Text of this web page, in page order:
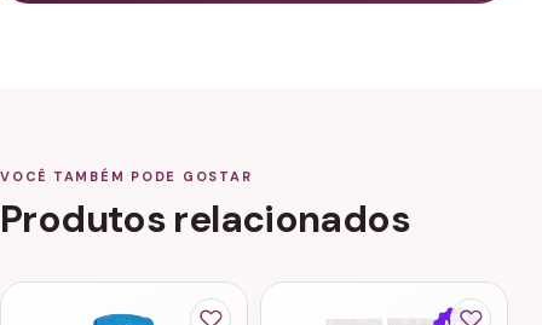
VOCÊ TAMBÉM PODE GOSTAR
Produtos relacionados